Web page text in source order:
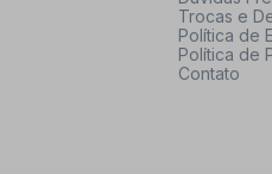
Trocas e
Política de
Política de
Contato